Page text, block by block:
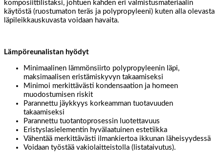
komposiittilistaksi, johtuen kahden eri valmistusmateriaalin
käytöstä (ruostumaton teräs ja polypropyleeni) kuten alla olevasta
läpileikkauskuvasta voidaan havaita.
Lämpöreunalistan hyödyt
Minimaalinen lämmönsiirto polypropyleenin läpi,
maksimaalisen eristämiskyvyn takaamiseksi
Minimoi merkittävästi kondensaation ja homeen
muodostumisen riskit
Parannettu jäykkyys korkeamman tuotavuuden
takaamiseksi
Parannettu tuotantoprosessin luotettavuus
Eristyslasielementin hyvälaatuinen estetiikka
Vähentää merkittävästi ilmankiertoa ikkunan läheisyydessä
Voidaan työstää vakiolaitteistolla (listataivutus).